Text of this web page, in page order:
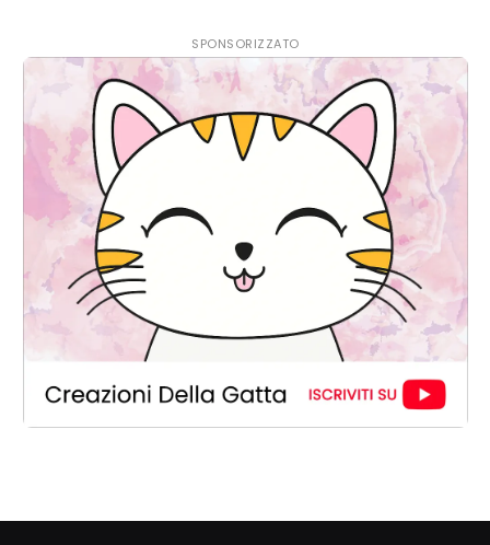
SPONSORIZZATO